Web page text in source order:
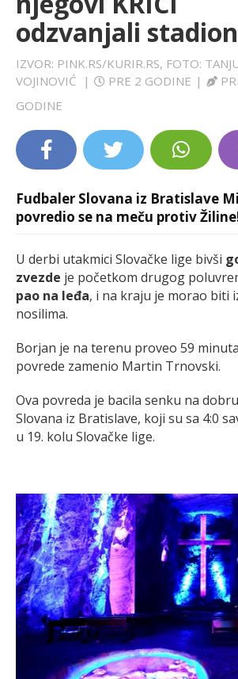
LIFESTYLE
odzvanjali
IZVOR: PINK.RS/KURIR.RS, FOTO:
VOJINOVIĆ
| PRE 2 GODINE |
GODINE
Fudbaler Slovana iz Bratislave
povredio se na meču protiv
U derbi utakmici Slovačke lige bivši
zvezde je početkom drugog
pao na leđa, i na kraju je morao biti
nosilima.
Borjan je na terenu proveo 59
povrede zamenio Martin Trnovski.
Ova povreda je bacila senku na
Slovana iz Bratislave, koji su sa 4:0
u 19. kolu Slovačke lige.